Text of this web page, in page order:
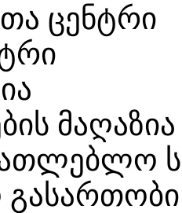
ცენტრი
მაღაზია